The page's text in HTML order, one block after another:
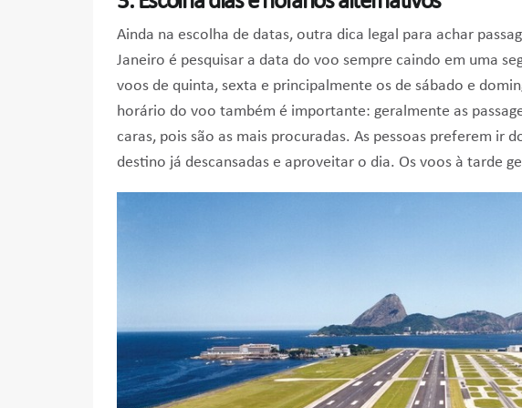
Ainda na escolha de datas, outra dica legal para achar
Janeiro é pesquisar a data do voo sempre caindo em uma
voos de quinta, sexta e principalmente os de sábado e
horário do voo também é importante: geralmente as
caras, pois são as mais procuradas. As pessoas preferem ir
destino já descansadas e aproveitar o dia. Os voos à tarde